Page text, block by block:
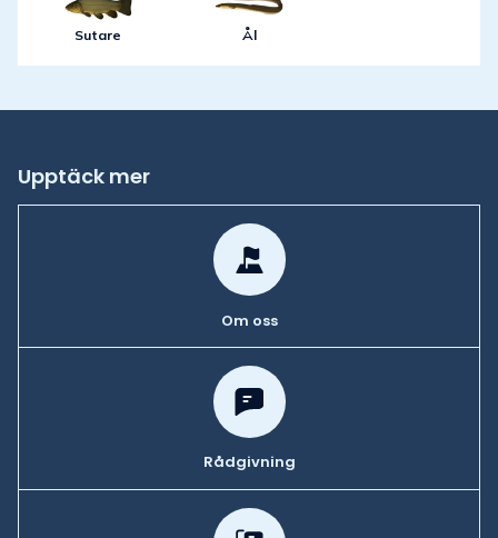
Sutare Ål
Upptäck mer
Om oss
Rådgivning